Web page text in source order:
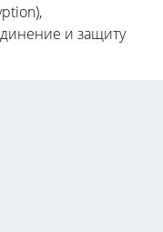
и защиту